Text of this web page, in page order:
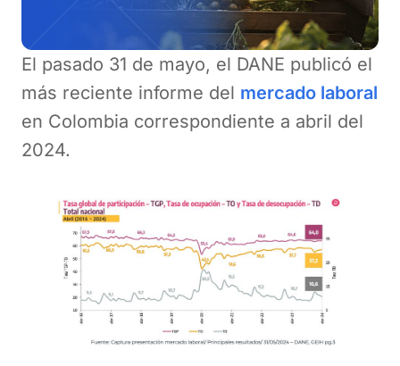
El pasado 31 de mayo, el DANE publicó el
más reciente informe del mercado laboral
en Colombia correspondiente a abril del
2024.